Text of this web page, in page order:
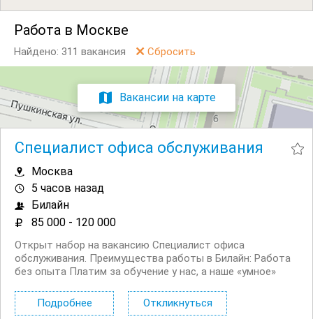
Работа в Москве
Найдено: 311 вакансия Сбросить
Вакансии на карте
Специалист офиса обслуживания
Москва
5 часов назад
Билайн
85 000 - 120 000
Открыт набор на вакансию Специалист офиса
обслуживания. Преимущества работы в Билайн: Работа
без опыта Платим за обучение у нас, а наше «умное»
быстро отвечать на любые вопросы клиентов Рядом с
домом, подбираем офис рядом с...
Подробнее Откликнуться